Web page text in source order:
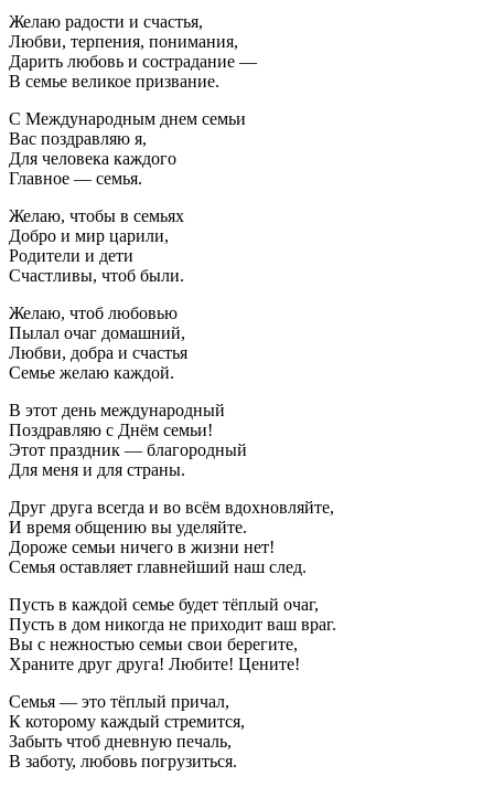
Желаю радости и счастья,
Любви, терпения, понимания,
Дарить любовь и сострадание —
В семье великое призвание.
С Международным днем семьи
Вас поздравляю я,
Для человека каждого
Главное — семья.
Желаю, чтобы в семьях
Добро и мир царили,
Родители и дети
Счастливы, чтоб были.
Желаю, чтоб любовью
Пылал очаг домашний,
Любви, добра и счастья
Семье желаю каждой.
В этот день международный
Поздравляю с Днём семьи!
Этот праздник — благородный
Для меня и для страны.
Друг друга всегда и во всём вдохновляйте,
И время общению вы уделяйте.
Дороже семьи ничего в жизни нет!
Семья оставляет главнейший наш след.
Пусть в каждой семье будет тёплый очаг,
Пусть в дом никогда не приходит ваш враг.
Вы с нежностью семьи свои берегите,
Храните друг друга! Любите! Цените!
Семья — это тёплый причал,
К которому каждый стремится,
Забыть чтоб дневную печаль,
В заботу, любовь погрузиться.